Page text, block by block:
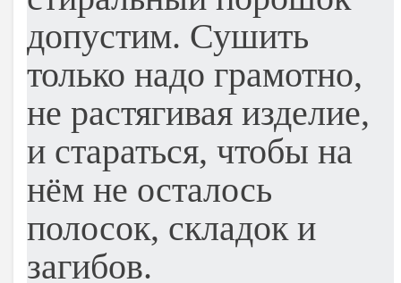
допустим. Сушить
только надо грамотно,
не растягивая изделие,
и стараться, чтобы на
нём не осталось
полосок, складок и
загибов.